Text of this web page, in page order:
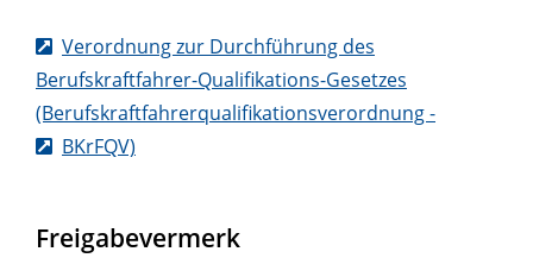
Verordnung zur Durchführung des
Berufskraftfahrer-Qualifikations-Gesetzes
(Berufskraftfahrerqualifikationsverordnung -
BKrFQV)
Freigabevermerk